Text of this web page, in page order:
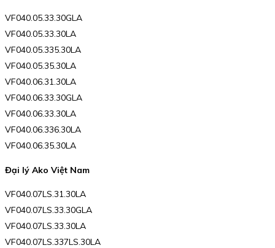
VF040.05.33.30GLA
VF040.05.33.30LA
VF040.05.335.30LA
VF040.05.35.30LA
VF040.06.31.30LA
VF040.06.33.30GLA
VF040.06.33.30LA
VF040.06.336.30LA
VF040.06.35.30LA
Đại lý Ako Việt Nam
VF040.07LS.31.30LA
VF040.07LS.33.30GLA
VF040.07LS.33.30LA
VF040.07LS.337LS.30LA